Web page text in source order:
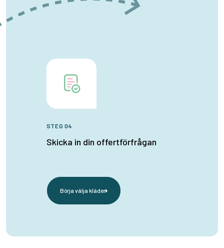
STEG 04
Skicka in din offertförfrågan
Börja välja kläder